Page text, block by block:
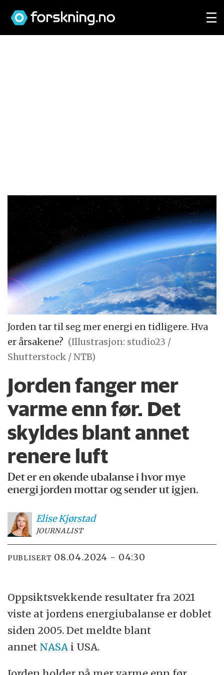
Jorden tar til seg mer energi en tidligere. Hva
er årsakene? (Illustrasjon: studio23 /
Shutterstock / NTB)
Jorden fanger mer
varme enn før. Det
skyldes blant annet
renere luft
Det er en økende ubalanse i hvor mye
energi jorden mottar og sender ut igjen.
EliseKjørstad
JOURNALIST
PUBLISERT 08.04.2024 - 04:30
Oppsiktsvekkende resultater fra 2021
viste at jordens energiubalanse er doblet
siden 2005. Det meldte blant
annet NASA i USA.